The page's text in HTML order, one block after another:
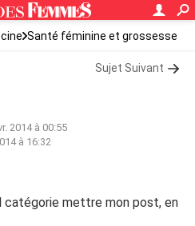
Santé féminine et grossesse
Sujet Suivant
2014 à 00:55
à 16:32
catégorie mettre mon post, en